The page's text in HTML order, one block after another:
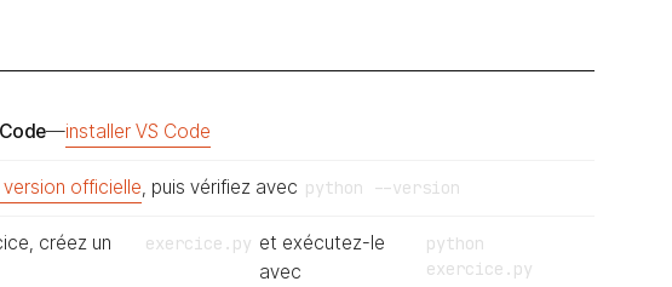
—installer VS Code
officielle, puis vérifiez avec python --version
créez un
exercice.py et exécutez-le
avec
python
exercice.py